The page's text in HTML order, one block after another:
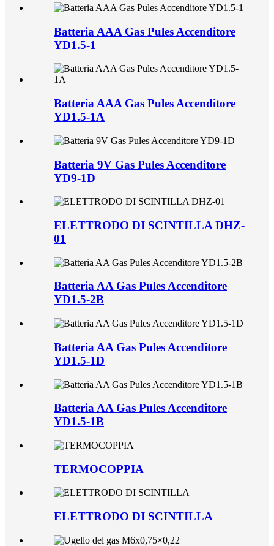
Batteria AAA Gas Pules Accenditore
YD1.5-1
Batteria AAA Gas Pules Accenditore
YD1.5-1A
Batteria 9V Gas Pules Accenditore
YD9-1D
ELETTRODO DI SCINTILLA DHZ-
01
Batteria AA Gas Pules Accenditore
YD1.5-2B
Batteria AA Gas Pules Accenditore
YD1.5-1D
Batteria AA Gas Pules Accenditore
YD1.5-1B
TERMOCOPPIA
ELETTRODO DI SCINTILLA